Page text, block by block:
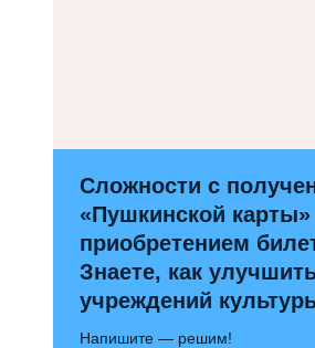
Сложности с
«Пушкинской
приобретением
Знаете, как
учреждений
Напишите — решим!